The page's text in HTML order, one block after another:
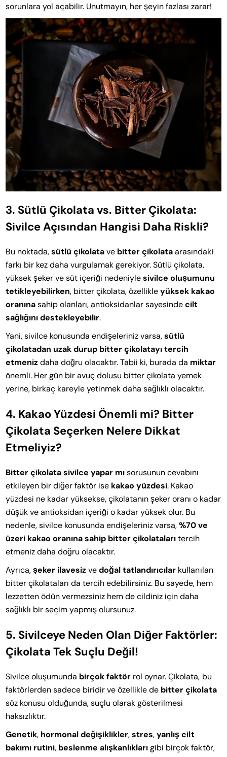
sorunlara yol açabilir. Unutmayın, her şeyin fazlası zarar!
3. Sütlü Çikolata vs. Bitter Çikolata:
Sivilce Açısından Hangisi Daha Riskli?
Bu noktada,sütlü çikolatave bitter çikolataarasındaki
farkı bir kez daha vurgulamak gerekiyor. Sütlü çikolata,
yüksek şeker ve süt içeriği nedeniylesivilce oluşumunu
tetikleyebilirken, bitter çikolata, özellikleyüksek kakao
oranınasahip olanları, antioksidanlar sayesindecilt
sağlığını destekleyebilir.
Yani, sivilce konusunda endişeleriniz varsa,sütlü
çikolatadan uzak durup bitter çikolatayı tercih
etmenizdaha doğru olacaktır. Tabii ki, burada da miktar
önemli. Her gün bir avuç dolusu bitter çikolata yemek
yerine, birkaç kareyle yetinmek daha sağlıklı olacaktır.
4. Kakao Yüzdesi Önemli mi? Bitter
Çikolata Seçerken Nelere Dikkat
Etmeliyiz?
Bitter çikolata sivilce yapar mısorusunun cevabını
etkileyen bir diğer faktör ise kakao yüzdesi. Kakao
yüzdesi ne kadar yüksekse, çikolatanın şeker oranı o kadar
düşük ve antioksidan içeriği o kadar yüksek olur. Bu
nedenle, sivilce konusunda endişeleriniz varsa,%70 ve
üzeri kakao oranına sahip bitter çikolatalarıtercih
etmeniz daha doğru olacaktır.
Ayrıca,şeker ilavesizvedoğal tatlandırıcılar kullanılan
bitter çikolataları da tercih edebilirsiniz. Bu sayede, hem
lezzetten ödün vermezsiniz hem de cildiniz için daha
sağlıklı bir seçim yapmış olursunuz.
5. Sivilceye Neden Olan Diğer Faktörler:
Çikolata Tek Suçlu Değil!
Sivilce oluşumunda birçok faktör rol oynar. Çikolata, bu
faktörlerden sadece biridir ve özellikle de bitter çikolata
söz konusu olduğunda, suçlu olarak gösterilmesi
haksızlıktır.
Genetik, hormonal değişiklikler,stres,yanlış cilt
bakımı rutini, beslenme alışkanlıklarıgibi birçok faktör,